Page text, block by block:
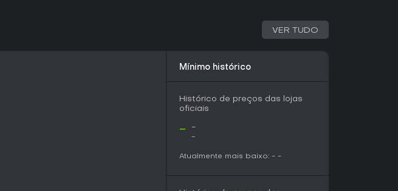
de temas de pesca ou construção de impérios simples, entrega uma formaVER TUDO
Mínimo histórico
Histórico de preços das lojas
oficiais
- -
-
Atualmente mais baixo: - -